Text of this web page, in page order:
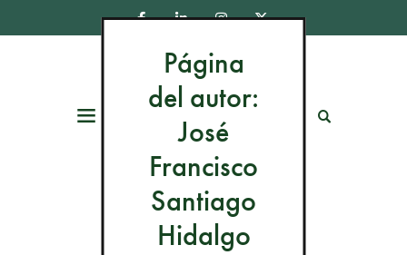
Página
del autor:
José
Francisco
Santiago
Hidalgo